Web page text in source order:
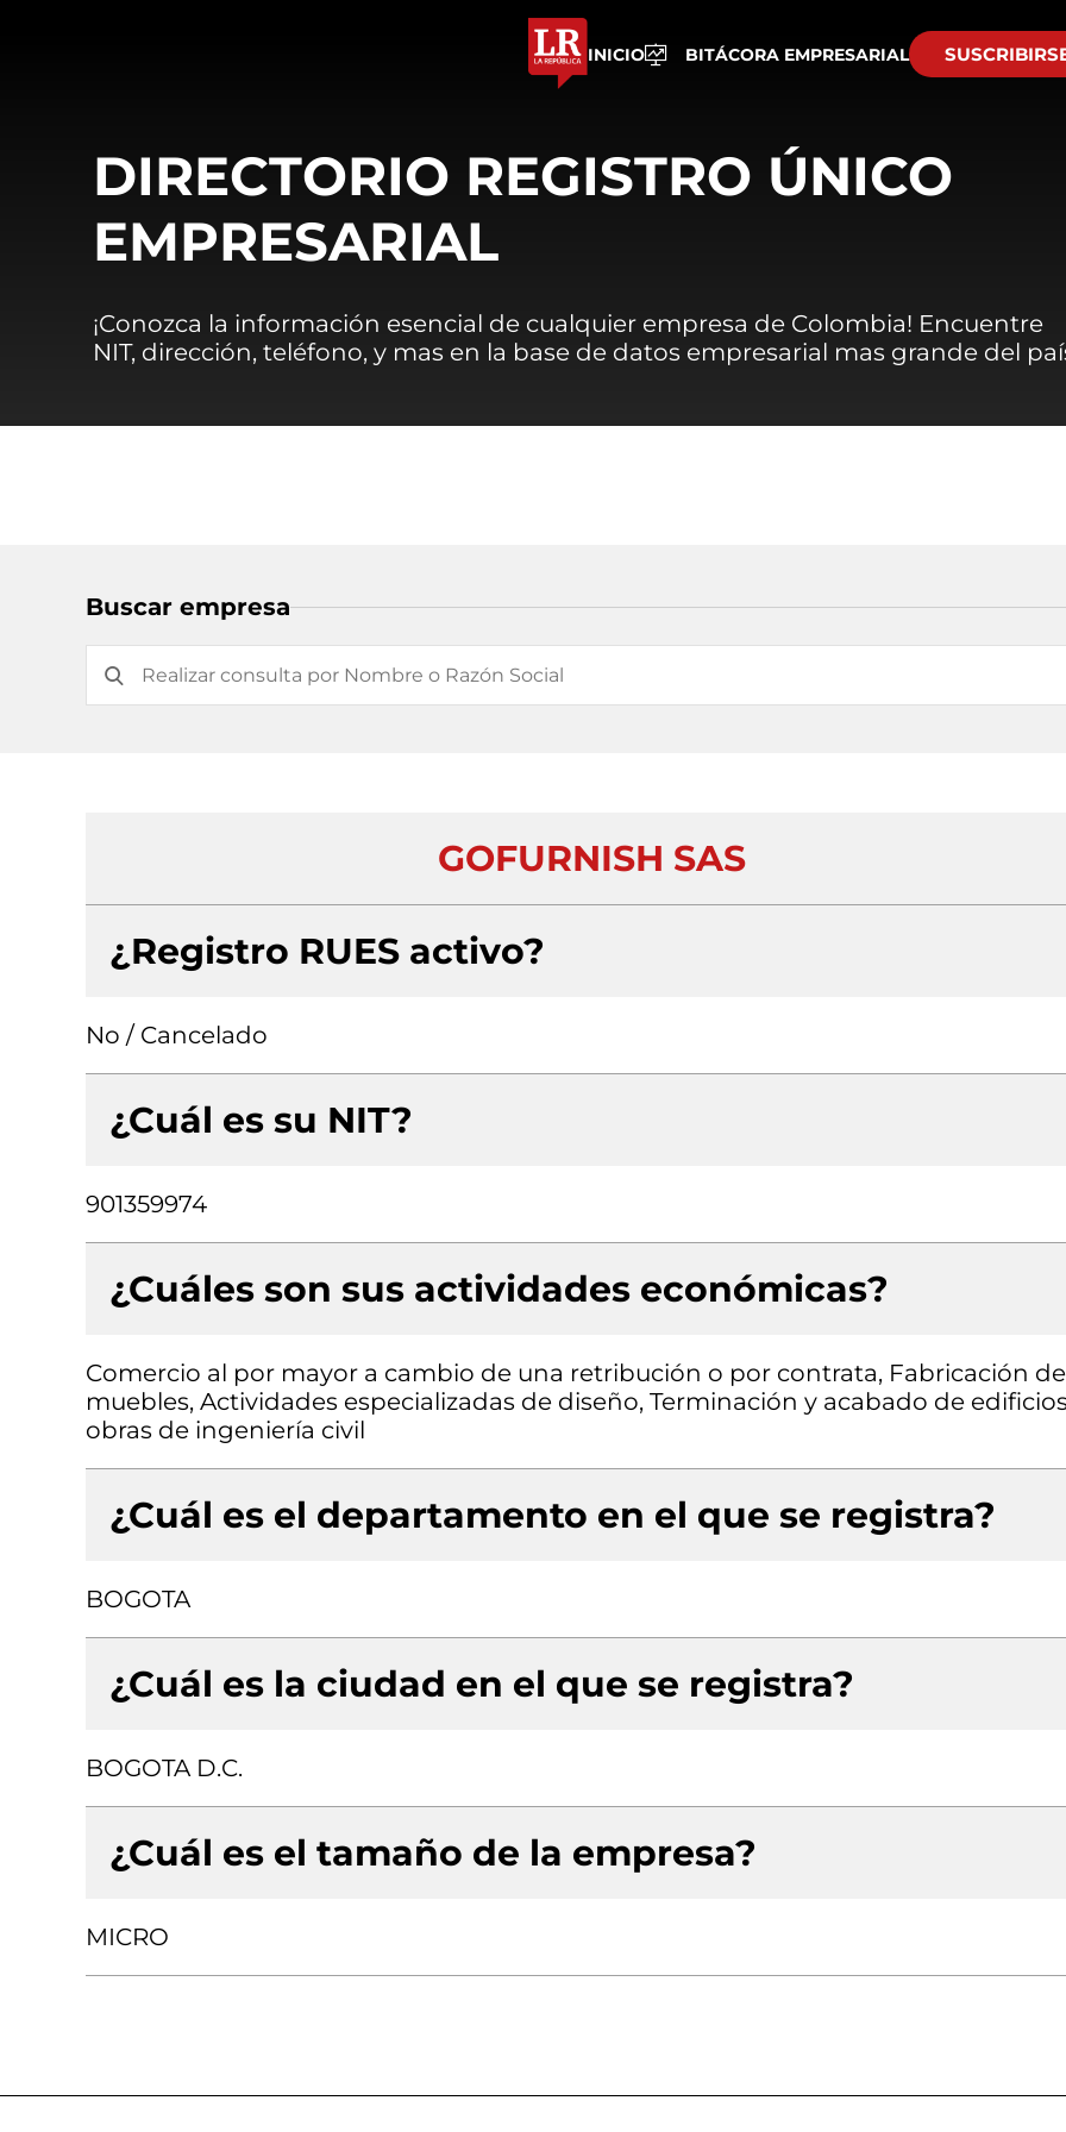
INICIO BITÁCORA EMPRESARIAL
DIRECTORIO REGISTRO ÚNICO
EMPRESARIAL
¡Conozca la información esencial de cualquier empresa de Colombia! Encuentre
NIT, dirección, teléfono, y mas en la base de datos empresarial mas grande del
Buscar empresa
GOFURNISH SAS
¿Registro RUES activo?
No / Cancelado
¿Cuál es su NIT?
901359974
¿Cuáles son sus actividades económicas?
Comercio al por mayor a cambio de una retribución o por contrata, Fabricación de
muebles, Actividades especializadas de diseño, Terminación y acabado de
obras de ingeniería civil
¿Cuál es el departamento en el que se registra?
BOGOTA
¿Cuál es la ciudad en el que se registra?
BOGOTA D.C.
¿Cuál es el tamaño de la empresa?
MICRO